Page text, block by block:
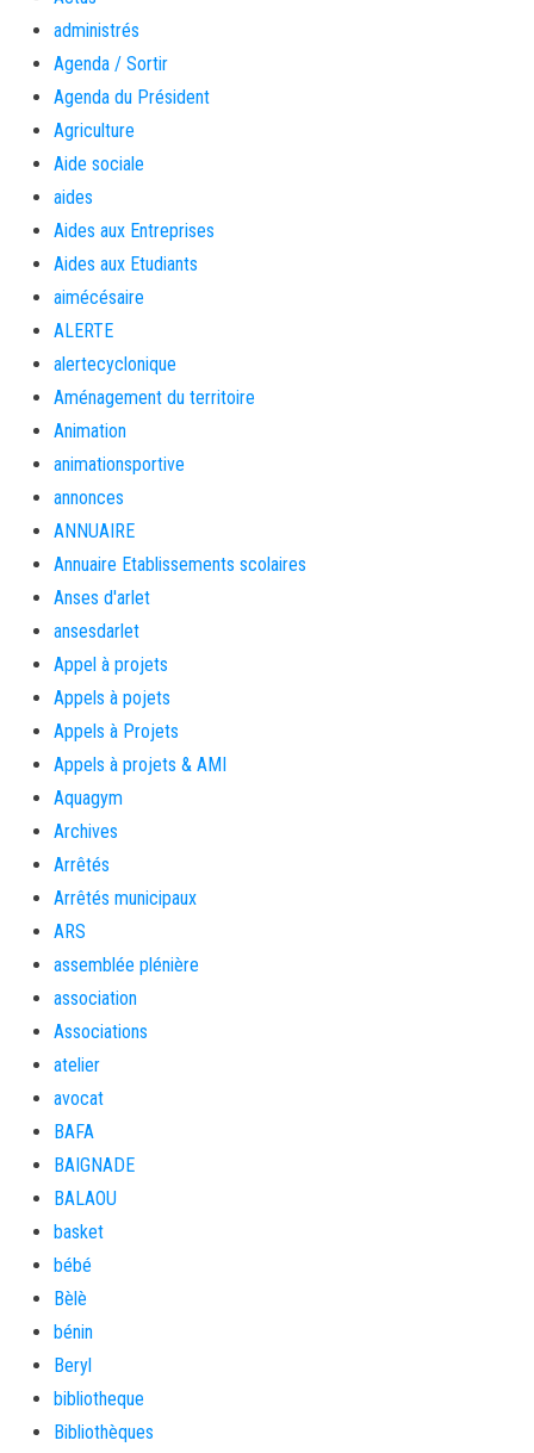
administrés
Agenda / Sortir
Agenda du Président
Agriculture
Aide sociale
aides
Aides aux Entreprises
Aides aux Etudiants
aimécésaire
ALERTE
alertecyclonique
Aménagement du territoire
Animation
animationsportive
annonces
ANNUAIRE
Annuaire Etablissements scolaires
Anses d'arlet
ansesdarlet
Appel à projets
Appels à pojets
Appels à Projets
Appels à projets & AMI
Aquagym
Archives
Arrêtés
Arrêtés municipaux
ARS
assemblée plénière
association
Associations
atelier
avocat
BAFA
BAIGNADE
BALAOU
basket
bébé
Bèlè
bénin
Beryl
bibliotheque
Bibliothèques